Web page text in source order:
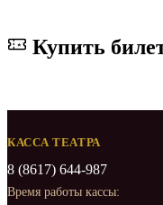
Купить
КАССА ТЕАТРА
8 (8617) 644-987
Время работы кассы: